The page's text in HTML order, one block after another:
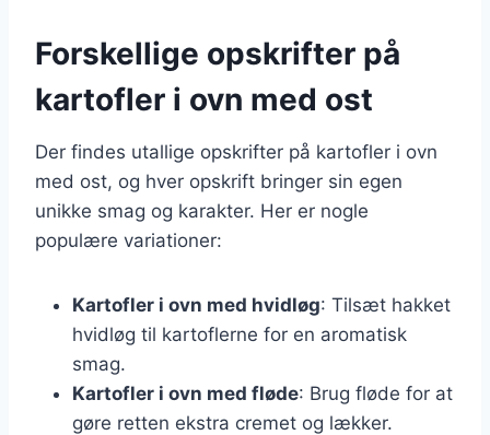
Forskellige opskrifter på
kartofler i ovn med ost
Der findes utallige opskrifter på kartofler i ovn
med ost, og hver opskrift bringer sin egen
unikke smag og karakter. Her er nogle
populære variationer:
Kartofler i ovn med hvidløg: Tilsæt hakket
hvidløg til kartoflerne for en aromatisk
smag.
Kartofler i ovn med fløde: Brug fløde for at
gøre retten ekstra cremet og lækker.